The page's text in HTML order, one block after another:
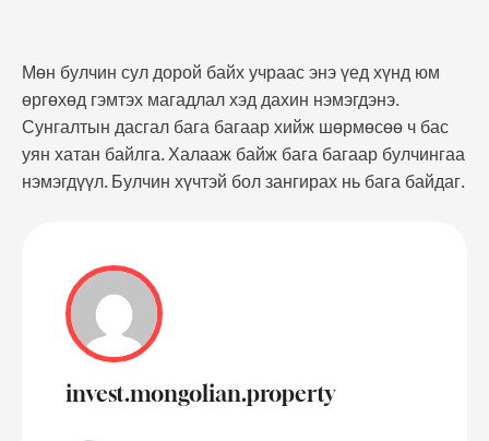
Мөн булчин сул дорой байх учраас энэ үед хүнд юм
өргөхөд гэмтэх магадлал хэд дахин нэмэгдэнэ.
Сунгалтын дасгал бага багаар хийж шөрмөсөө ч бас
уян хатан байлга. Халааж байж бага багаар булчингаа
нэмэгдүүл. Булчин хүчтэй бол зангирах нь бага байдаг.
invest.mongolian.property